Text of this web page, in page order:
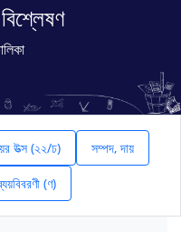
উত্স (২২/ঢ) সম্পদ, দায়
(ণ)